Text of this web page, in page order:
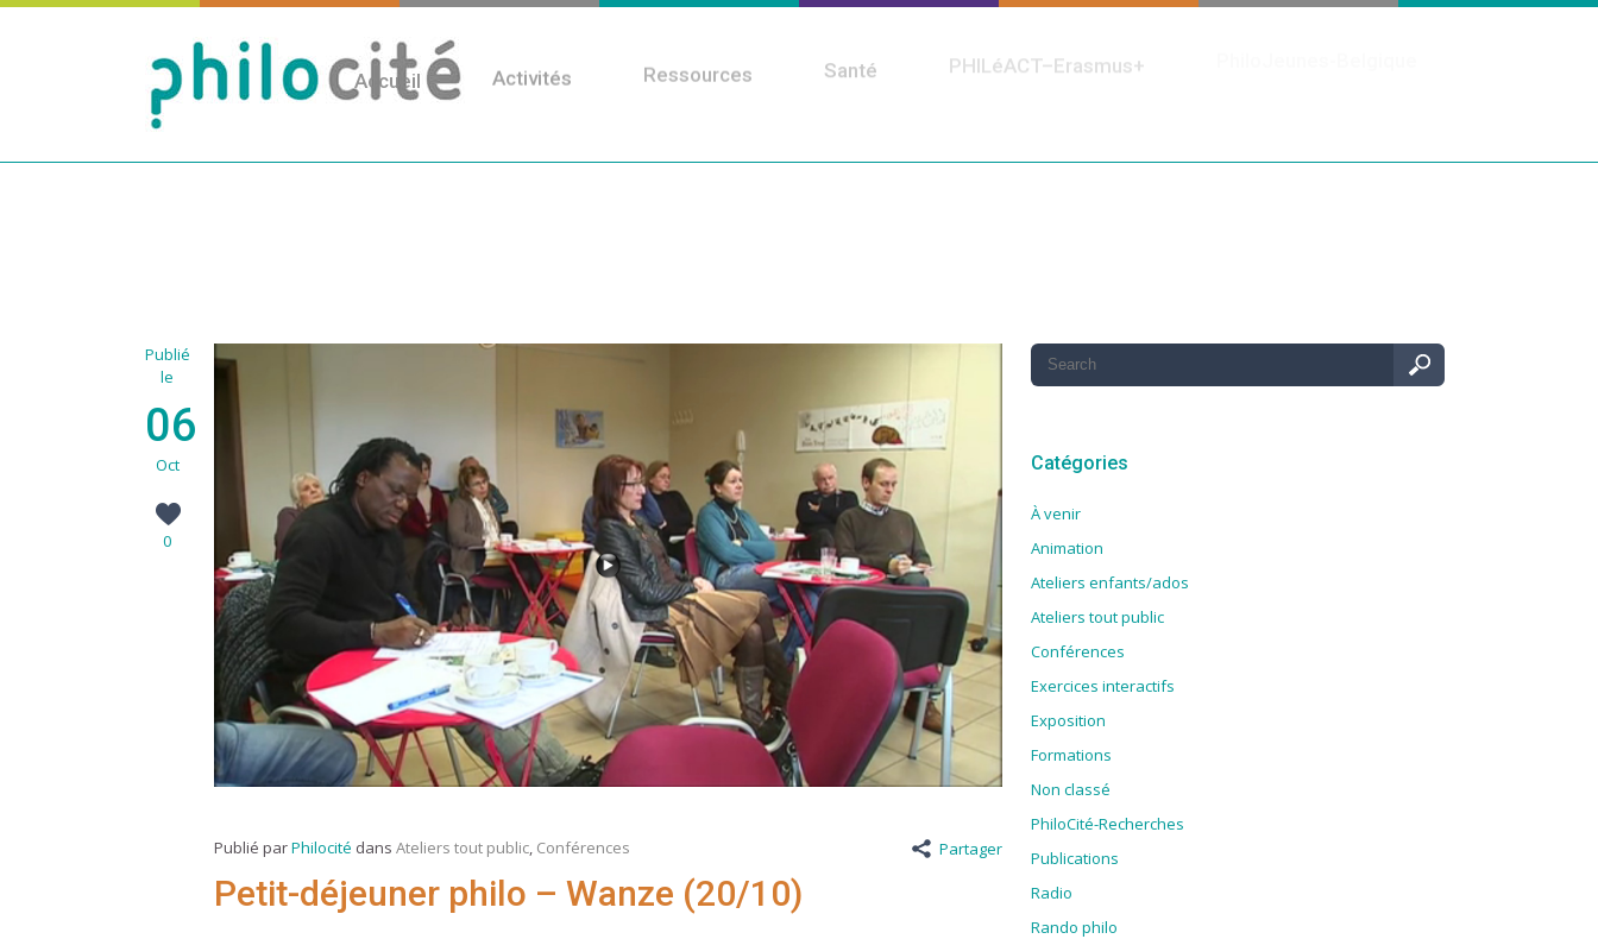
Accueil Activités Ressources Santé PHILéACT–Erasmus+
Publié
le
06
Oct
0
Publié parPhilocité dans Ateliers tout public, Conférences Partager
Petit-déjeuner philo – Wanze (20/10)
Catégories
À venir
Animation
Ateliers enfants/ados
Ateliers tout public
Conférences
Exercices interactifs
Exposition
Formations
Non classé
PhiloCité-Recherches
Publications
Radio
Rando philo